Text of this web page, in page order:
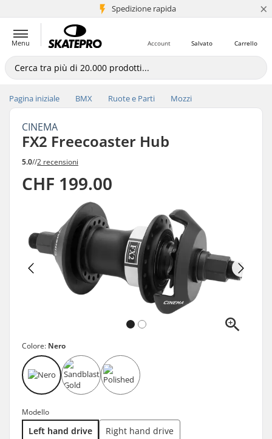
Spedizione rapida
+5 mln di clienti ×
Menu Carrello
Salvato
Account
Pagina iniziale BMX Ruote e Parti Mozzi
CINEMA
FX2 Freecoaster Hub
5.0//2 recensioni
CHF 199.00
Colore: Nero
Modello
Left hand drive Right hand drive